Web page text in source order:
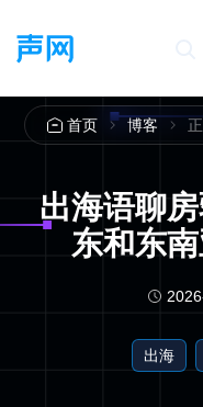
首页 博客
出海语聊
东和东
出海